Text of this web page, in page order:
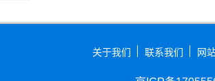
关于我们 联系我们 网